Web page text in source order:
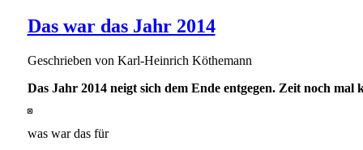
Das war das Jahr 2014
Geschrieben von Karl-Heinrich Köthemann
Das Jahr 2014 neigt sich dem Ende entgegen. Zeit noch
was war das für